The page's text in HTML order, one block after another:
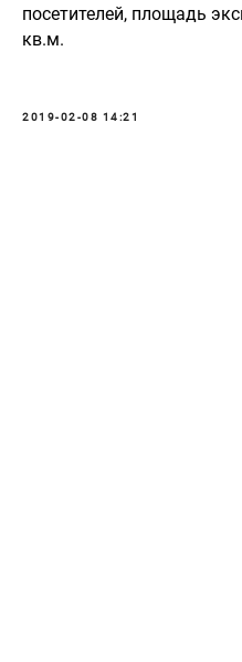
посетителей, площадь
кв.м.
2019-02-08 14:21